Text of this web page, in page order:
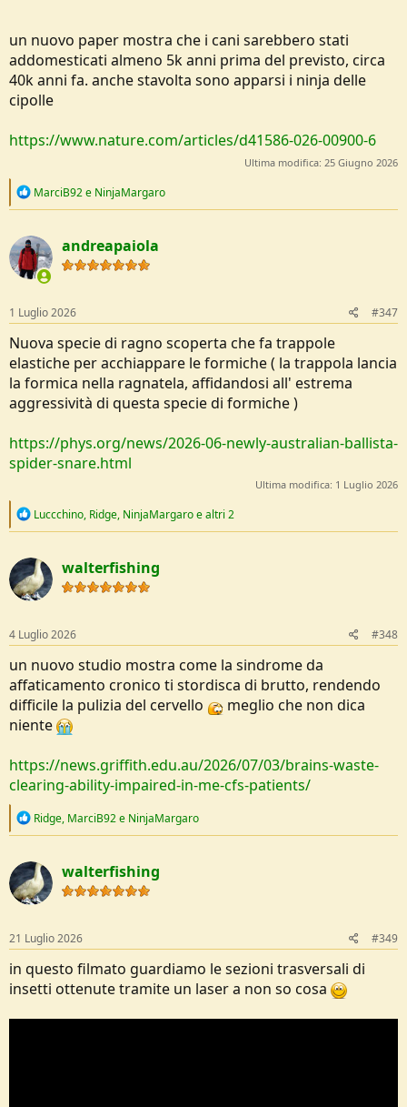
un nuovo paper mostra che i cani sarebbero stati
addomesticati almeno 5k anni prima del previsto, circa
40k anni fa. anche stavolta sono apparsi i ninja delle
cipolle
https://www.nature.com/articles/d41586-026-00900-6
Ultima modifica: 25 Giugno 2026
R
c
t
i
o
s
:
MarciB92e NinjaMargaro
andreapaiola
1 Luglio 2026 #347
Nuova specie di ragno scoperta che fa trappole
elastiche per acchiappare le formiche ( la trappola lancia
la formica nella ragnatela, affidandosi all' estrema
aggressività di questa specie di formiche )
https://phys.org/news/2026-06-newly-australian-ballista-
spider-snare.html
Ultima modifica: 1 Luglio 2026
R
c
t
i
o
s
:
Luccchino, Ridge, NinjaMargaroe altri 2
walterfishing
4 Luglio 2026 #348
un nuovo studio mostra come la sindrome da
affaticamento cronico ti stordisca di brutto, rendendo
difficile la pulizia del cervello
meglio che non dica
niente
https://news.griffith.edu.au/2026/07/03/brains-waste-
clearing-ability-impaired-in-me-cfs-patients/
R
c
t
i
o
s
:
Ridge, MarciB92e NinjaMargaro
walterfishing
21 Luglio 2026 #349
in questo filmato guardiamo le sezioni trasversali di
insetti ottenute tramite un laser a non so cosa